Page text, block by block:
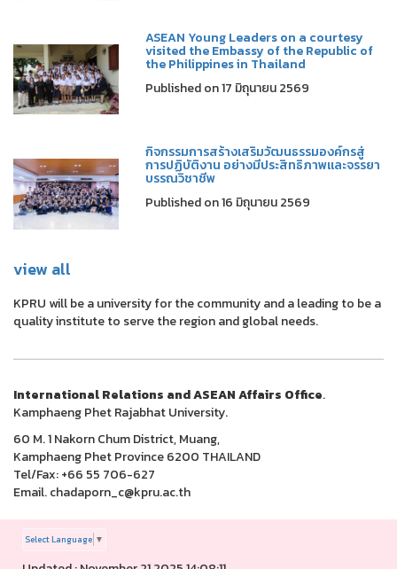
ASEAN Young Leaders on a courtesy
visited the Embassy of the Republic of
the Philippines in Thailand
Published on 17 มิถุนายน 2569
กิจกรรมการสร้างเสริมวัฒนธรรมองค์กรสู่
การปฏิบัติงาน อย่างมีประสิทธิภาพและจรรยา
บรรณวิชาชีพ
Published on 16 มิถุนายน 2569
view all
KPRU will be a university for the community and a leading to be a
quality institute to serve the region and global needs.
International Relations and ASEAN Affairs Office.
Kamphaeng Phet Rajabhat University.
60 M. 1 Nakorn Chum District, Muang,
Kamphaeng Phet Province 6200 THAILAND
Tel/Fax: +66 55 706-627
Email. chadaporn_c@kpru.ac.th
Select Language ▼